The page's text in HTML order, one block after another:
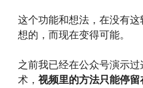
这个功能和想法，在没有
想的，而现在变得可能。
之前我已经在公众号演示
术， 视频里的方法只能停